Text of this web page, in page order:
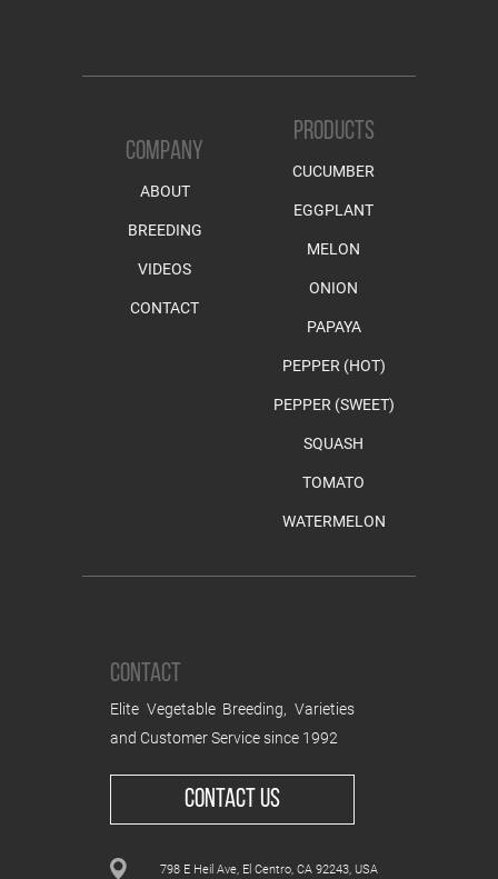
COMPANY
ABOUT
BREEDING
VIDEOS
CONTACT
PRODUCTS
CUCUMBER
EGGPLANT
MELON
ONION
PAPAYA
PEPPER (HOT)
PEPPER (SWEET)
SQUASH
TOMATO
WATERMELON
CONTACT
Elite Vegetable Breeding, Varieties
and Customer Service since 1992
CONTACT US
798 E Heil Ave, El Centro, CA 92243, USA